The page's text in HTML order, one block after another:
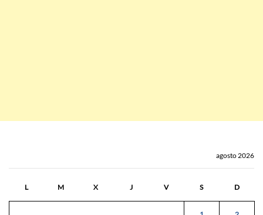
agosto 2026
L M X J V S D